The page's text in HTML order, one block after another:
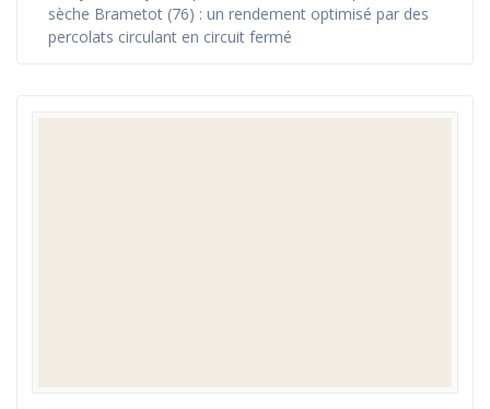
sèche Brametot (76) : un rendement optimisé par des
percolats circulant en circuit fermé